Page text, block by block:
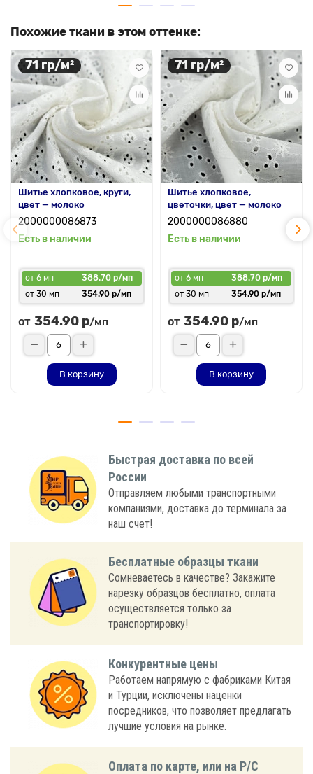
Похожие ткани в этом оттенке:
71 гр/м²
Шитье хлопковое, круги,
цвет — молоко
2000000086873
Есть в наличии
от 6 мп
388.70 р/мп
от 30 мп
354.90 р/мп
от 354.90 р/мп
В корзину
71 гр/м²
Шитье хлопковое,
цветочки, цвет — молоко
2000000086880
Есть в наличии
от 6 мп
388.70 р/мп
от 30 мп
354.90 р/мп
от 354.90 р/мп
В корзину
Быстрая доставка по всей
России
Отправляем любыми транспортными
компаниями, доставка до терминала за
наш счет!
Бесплатные образцы ткани
Сомневаетесь в качестве? Закажите
нарезку образцов бесплатно, оплата
осуществляется только за
транспортировку!
Конкурентные цены
Работаем напрямую с фабриками Китая
и Турции, исключены наценки
посредников, что позволяет предлагать
лучшие условия на рынке.
Оплата по карте, или на Р/С